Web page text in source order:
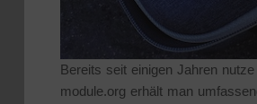
Bereits seit einigen Jahren
module.org erhält man